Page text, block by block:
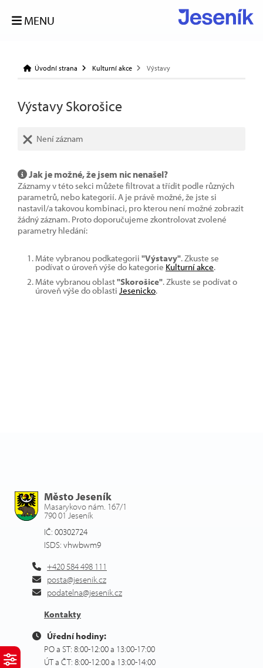
MENU
Úvodní strana Kulturní akce Výstavy
Výstavy Skorošice
Není záznam
Jak je možné, že jsem nic nenašel?
Záznamy v této sekci můžete filtrovat a třídit podle různých
parametrů, nebo kategorií. A je právě možné, že jste si
nastavil/a takovou kombinaci, pro kterou není možné zobrazit
žádný záznam. Proto doporučujeme zkontrolovat zvolené
parametry hledání:
Máte vybranou podkategorii "Výstavy". Zkuste se
podívat o úroveň výše do kategorie Kulturní akce.
Máte vybranou oblast"Skorošice". Zkuste se podívat o
úroveň výše do oblasti Jesenicko.
Město Jeseník
Masarykovo nám. 167/1
790 01 Jeseník
IČ: 00302724
ISDS: vhwbwm9
+420 584 498 111
posta@jesenik.cz
podatelna@jesenik.cz
Kontakty
Úřední hodiny:
PO a ST: 8:00-12:00 a 13:00-17:00
ÚT a ČT: 8:00-12:00 a 13:00-14:00